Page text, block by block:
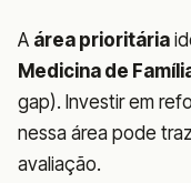
A área prioritária
Medicina de
gap). Investir em
nessa área pode
avaliação.